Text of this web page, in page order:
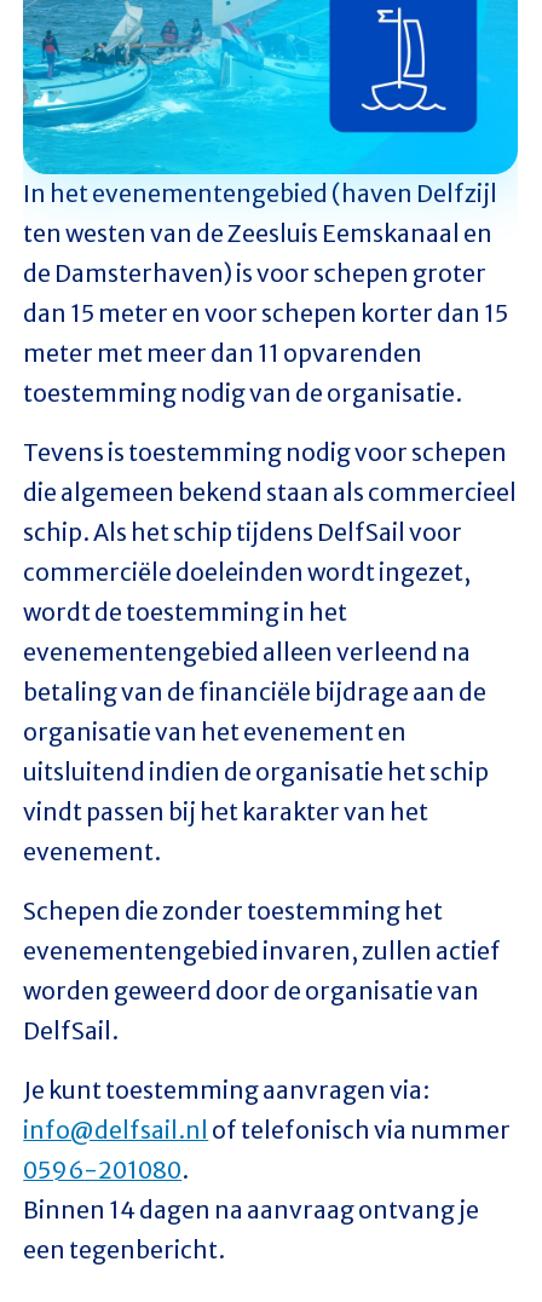
In het evenementengebied (haven Delfzijl
ten westen van de Zeesluis Eemskanaal en
de Damsterhaven) is voor schepen groter
dan 15 meter en voor schepen korter dan 15
meter met meer dan 11 opvarenden
toestemming nodig van de organisatie.
Tevens is toestemming nodig voor schepen
die algemeen bekend staan als commercieel
schip. Als het schip tijdens DelfSail voor
commerciële doeleinden wordt ingezet,
wordt de toestemming in het
evenementengebied alleen verleend na
betaling van de financiële bijdrage aan de
organisatie van het evenement en
uitsluitend indien de organisatie het schip
vindt passen bij het karakter van het
evenement.
Schepen die zonder toestemming het
evenementengebied invaren, zullen actief
worden geweerd door de organisatie van
DelfSail.
Je kunt toestemming aanvragen via:
info@delfsail.nl of telefonisch via nummer
0596-201080.
Binnen 14 dagen na aanvraag ontvang je
een tegenbericht.